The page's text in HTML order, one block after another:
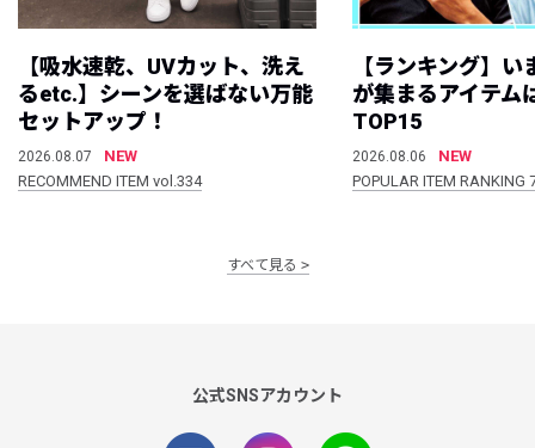
【吸水速乾、UVカット、洗え
るetc.】シーンを選ばない万能
セットアップ！
2026.08.07
NEW
RECOMMEND ITEM vol.334
【ランキング】
が集まるアイテム
TOP15
2026.08.06
NEW
POPULAR ITEM
すべて見る
公式SNSアカウント